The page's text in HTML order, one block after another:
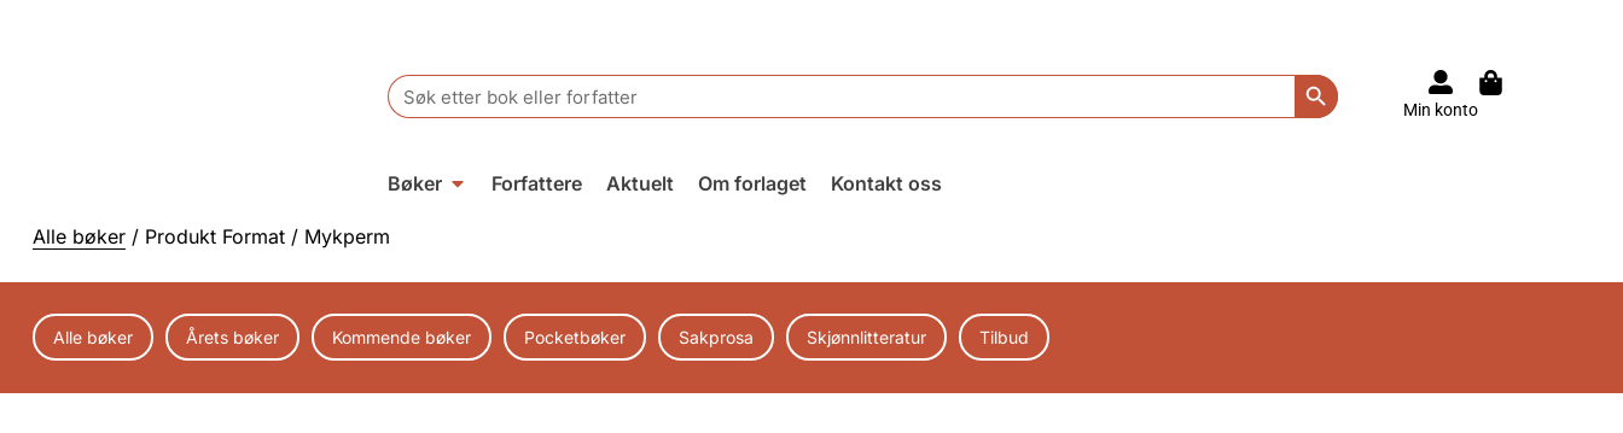
Search
for:
Search Button
Min konto
Bøker Forfattere Aktuelt Om forlaget Kontakt oss
Alle bøker / Produkt Format / Mykperm
Alle bøker Årets bøker Kommende bøker Pocketbøker Sakprosa Skjønnlitteratur Tilbud